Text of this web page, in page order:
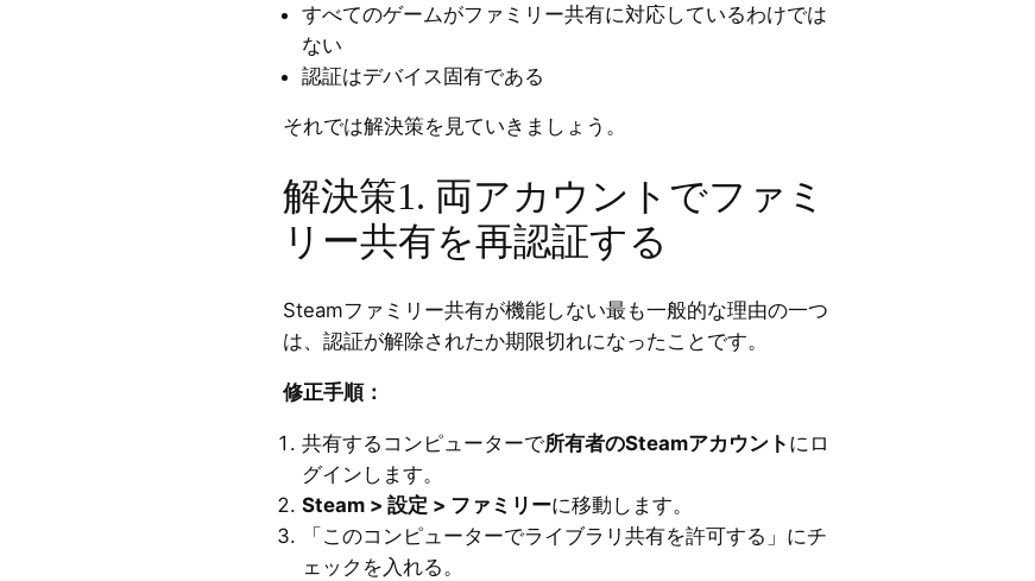
すべてのゲームがファミリー共有に対応しているわけでは
ない
認証はデバイス固有である
それでは解決策を見ていきましょう。
解決策1. 両アカウントでファミ
リー共有を再認証する
Steamファミリー共有が機能しない最も一般的な理由の一つ
は、認証が解除されたか期限切れになったことです。
修正手順：
共有するコンピューターで所有者のSteamアカウント にロ
グインします。
Steam > 設定 > ファミリーに移動します。
「このコンピューターでライブラリ共有を許可する」にチ
ェックを入れる。